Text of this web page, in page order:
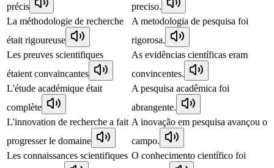
précis
preciso.
La méthodologie de recherche
était rigoureuse
A metodologia de pesquisa foi
rigorosa.
Les preuves scientifiques
étaient convaincantes
As evidências científicas eram
convincentes.
L'étude académique était
complète
A pesquisa acadêmica foi
abrangente.
L'innovation de recherche a fait
progresser le domaine
A inovação em pesquisa avançou o
campo.
Les connaissances scientifiques O conhecimento científico foi